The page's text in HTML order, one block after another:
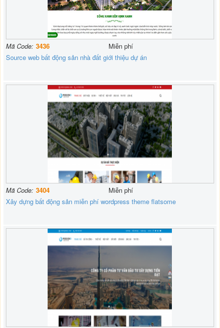
Mã Code: 3436
Miễn phí
Source web bất động sản nhà đất giới thiệu dự án
Mã Code: 3404
Miễn phí
Xây dựng bất động sản miễn phí wordpress theme flatsome